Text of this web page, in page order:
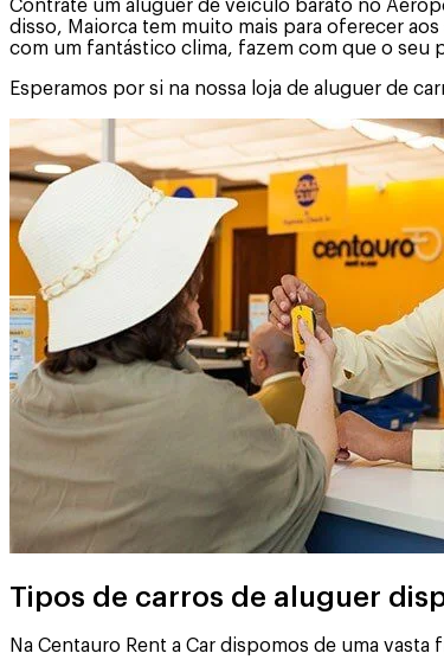
Contrate um aluguer de veículo barato no
disso, Maiorca tem muito mais para oferecer
com um fantástico clima, fazem com que o seu
Esperamos por si na nossa loja de aluguer de
Tipos de carros de aluguer
Na Centauro Rent a Car dispomos de uma